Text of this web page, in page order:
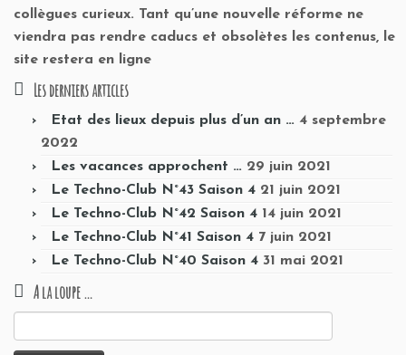
collègues curieux. Tant qu’une nouvelle réforme ne
viendra pas rendre caducs et obsolètes les contenus, le
site restera en ligne
Les derniers articles
Etat des lieux depuis plus d’un an … 4 septembre
2022
Les vacances approchent … 29 juin 2021
Le Techno-Club N°43 Saison 4 21 juin 2021
Le Techno-Club N°42 Saison 4 14 juin 2021
Le Techno-Club N°41 Saison 4 7 juin 2021
Le Techno-Club N°40 Saison 4 31 mai 2021
A la loupe …